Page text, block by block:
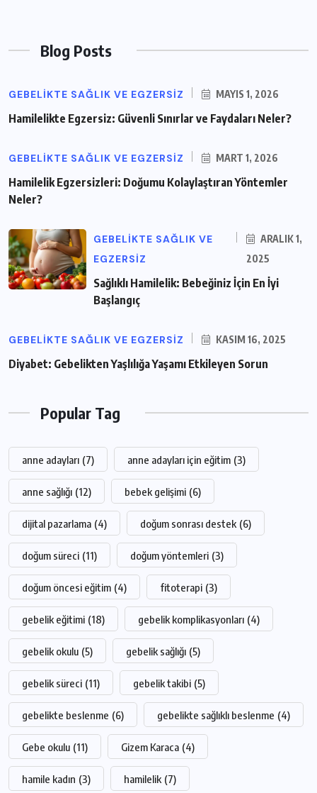
Blog Posts
GEBELIKTE SAĞLIK VE EGZERSIZ MAYIS 1, 2026
Hamilelikte Egzersiz: Güvenli Sınırlar ve Faydaları Neler?
GEBELIKTE SAĞLIK VE EGZERSIZ MART 1, 2026
Hamilelik Egzersizleri: Doğumu Kolaylaştıran Yöntemler
Neler?
GEBELIKTE SAĞLIK VE
EGZERSIZ
ARALIK 1,
2025
Sağlıklı Hamilelik: Bebeğiniz İçin En İyi
Başlangıç
GEBELIKTE SAĞLIK VE EGZERSIZ KASIM 16, 2025
Diyabet: Gebelikten Yaşlılığa Yaşamı Etkileyen Sorun
Popular Tag
anne adayları (7) anne adayları için eğitim (3)
anne sağlığı (12) bebek gelişimi (6)
dijital pazarlama (4) doğum sonrası destek (6)
doğum süreci (11) doğum yöntemleri (3)
doğum öncesi eğitim (4) fitoterapi (3)
gebelik eğitimi (18) gebelik komplikasyonları (4)
gebelik okulu (5) gebelik sağlığı (5)
gebelik süreci (11) gebelik takibi (5)
gebelikte beslenme (6) gebelikte sağlıklı beslenme (4)
Gebe okulu (11) Gizem Karaca (4)
hamile kadın (3) hamilelik (7)